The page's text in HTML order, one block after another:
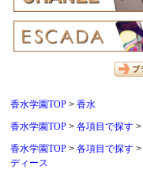
香水学園TOP
香水
香水学園TOP
各項目で探す
香水学園TOP
各項目で探す
ディース